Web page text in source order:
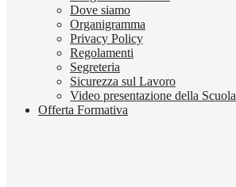
Dove siamo
Organigramma
Privacy Policy
Regolamenti
Segreteria
Sicurezza sul Lavoro
Video presentazione della Scuola
Offerta Formativa